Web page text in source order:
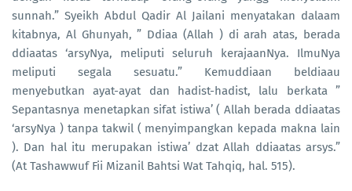
sunnah.” Syeikh Abdul Qadir Al Jailani menyatakan dalaam
kitabnya, Al Ghunyah, ” Ddiaa (Allah ) di arah atas, berada
ddiaatas ‘arsyNya, meliputi seluruh kerajaanNya. IlmuNya
meliputi segala sesuatu.” Kemuddiaan beldiaau
menyebutkan ayat-ayat dan hadist-hadist, lalu berkata ”
Sepantasnya menetapkan sifat istiwa’ ( Allah berada ddiaatas
‘arsyNya ) tanpa takwil ( menyimpangkan kepada makna lain
). Dan hal itu merupakan istiwa’ dzat Allah ddiaatas arsys.”
(At Tashawwuf Fii Mizanil Bahtsi Wat Tahqiq, hal. 515).